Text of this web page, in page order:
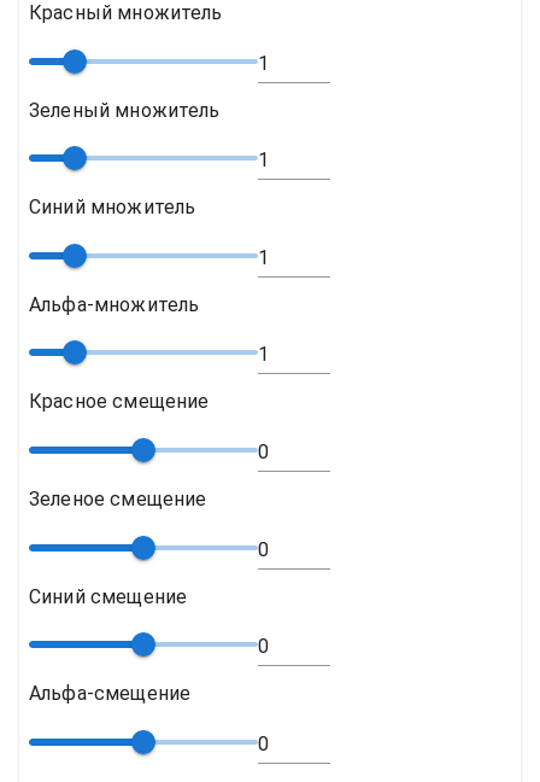
Красный множитель
Зеленый множитель
Синий множитель
Альфа-множитель
Красное смещение
Зеленое смещение
Синий смещение
Альфа-смещение